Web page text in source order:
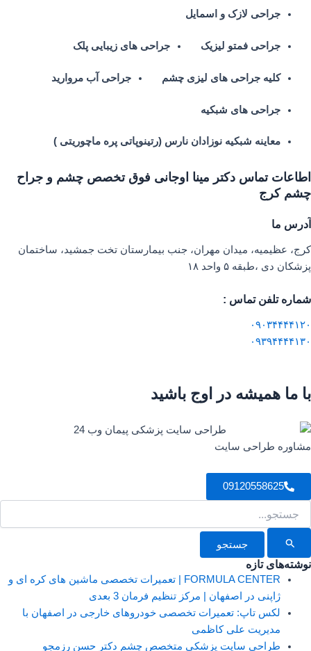
جراحی لازک و اسمایل
جراحی فمتو لیزیک جراحی های زیبایی پلک
کلیه جراحی های لیزی چشم جراحی آب مروارید
جراحی های شبکیه
معاینه شبکیه نوزادان نارس (رتینوپاتی پره ماچوریتی )
اطاعات تماس دکتر مینا اوجانی فوق تخصص چشم و جراح
چشم کرج
آدرس ما
کرج، عظیمیه، میدان مهران، جنب بیمارستان تخت جمشید، ساختمان
پزشکان دی ،طبقه ۵ واحد ۱۸
شماره تلفن تماس :
۰۹۰۳۴۴۴۴۱۲۰
۰۹۳۹۴۴۴۴۱۳۰
با ما همیشه در اوج باشید
مشاوره طراحی سایت
09120558625
برای:
نوشته‌های تازه
FORMULA CENTER | تعمیرات تخصصی ماشین های کره ای و
ژاپنی در اصفهان | مرکز تنظیم فرمان 3 بعدی
لکس تاپ: تعمیرات تخصصی خودروهای خارجی در اصفهان با
مدیریت علی کاظمی
طراحی سایت پزشکی متخصص چشم دکتر حسن رزمجو